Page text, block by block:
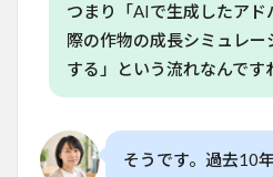
つまり「AIで生成したアド
際の作物の成長シミュレー
する」という流れなんです
そうです。過去10